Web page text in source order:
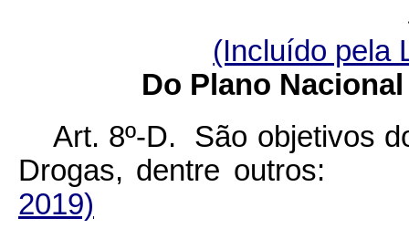
(Incluído pela
Do Plano
Art. 8º-D. São objetivos
Drogas, dentre
2019)